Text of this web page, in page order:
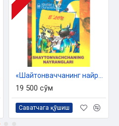
19 500 сўм
Саватчага қўшиш